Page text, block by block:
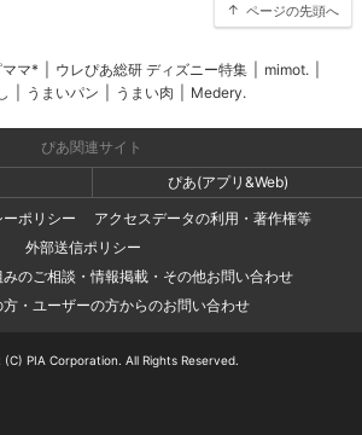
ページの先頭へ
マ* ウレぴあ総研 ディズニー特集 mimot.
うまいパン うまい肉 Medery.
ぴあ関連サイト
ぴあ(アプリ&Web)
ポリシー
アクセスデータの利用・著作権等
外部送信ポリシー
のご相談・情報掲載・その他お問い合わせ
・ユーザーの方からのお問い合わせ
PIA Corporation. All Rights Reserved.